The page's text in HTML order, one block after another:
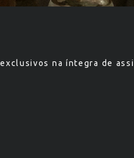
na íntegra de